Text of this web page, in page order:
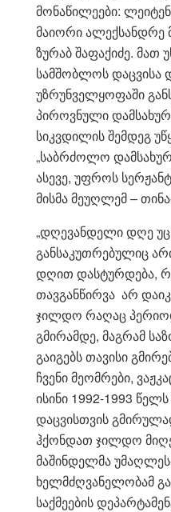
მონაწილეები:
მაიორი ალექსანდრე
ზურაბ შაფაქიძე. მათ
სამშობლოს დაცვისა
უზრუნველყოფაში
პიროვნული
სიკვდილის შემდეგ
„საბრძოლო
ასევე, უფროს
მისმა მეუღლემ –
„დღევანდელი დღე
განსაკუთრებულიც
დღით დასტურდება,
თავგანწირვა არ
ჯილდო რაღაც
გმირამდე, მაგრამ
გაიგებს თავისი
ჩვენი მეომრები,
ისინი 1992-1993 წელს
დაცვისთვის
ჰქონდათ ჯილდო
მაშინდელმა
ხელმძღვანელობამ
საქმეების